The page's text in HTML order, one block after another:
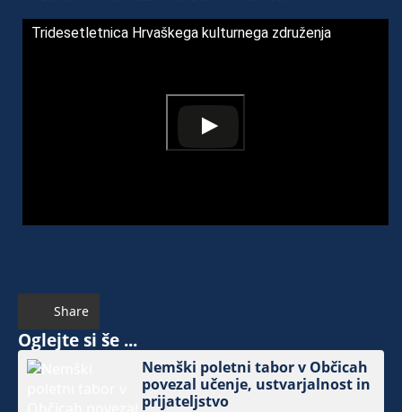
Tridesetletnica Hrvaškega kulturnega združenja
Share
Oglejte si še ...
Nemški poletni tabor v Občicah
povezal učenje, ustvarjalnost in
prijateljstvo